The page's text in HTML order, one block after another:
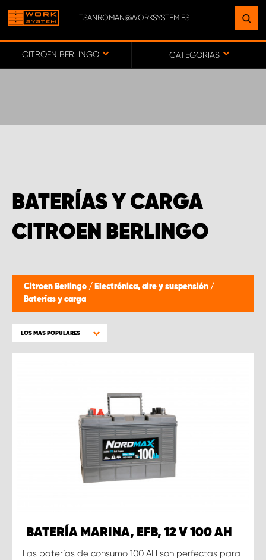
TSANROMAN@WORKSYSTEM.ES
CITROEN BERLINGO CATEGORIAS
BATERÍAS Y CARGA
CITROEN BERLINGO
Citroen Berlingo / Electrónica, aire y suspensión /
Baterías y carga
LOS MAS POPULARES
BATERÍA MARINA, EFB, 12 V 100 AH
Las baterías de consumo 100 AH son perfectas para
ENCUENTRE UNA INSTALACIÓN
CERCA DE USTED